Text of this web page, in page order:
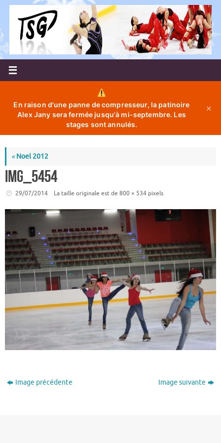
Passer
contenu
En raison d'une panne de compresseur, la patinoire
Alex Jany sera fermée jusqu'à mi-septembre. Les
stages sont annulés.
✕
«Noel 2012
IMG_5454
29/07/2014 La taille originale est de 800 × 534pixels
Image précédente Image suivante